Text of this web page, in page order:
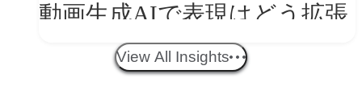
動画生成AIで表現はどう拡張
する？映像ディレクター橋本
View All Insights